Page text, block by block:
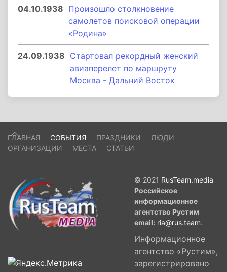
04.10.1938 Произошло столкновение
самолетов поисковой операции
«Родина»
24.09.1938 Стартовал рекордный женский
авиаперелет по маршруту
Москва - Дальний Восток
ГЛАВНАЯ СОБЫТИЯ ПРАЗДНИКИ
ЛЮДИ
ОРГАНИЗАЦИИ
МЕСТА СТАТЬИ
© 2021 RusTeam.media
Российское
информационное
агентство Рустим
email: ria@rus.team.
Информационное
агентство «Рустим»,
зарегистрировано